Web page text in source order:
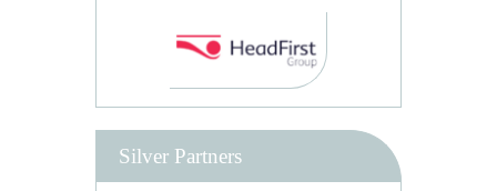
Silver Partners